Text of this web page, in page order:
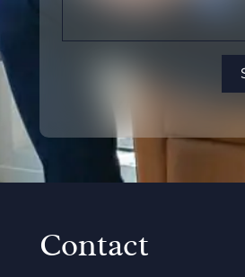
Contact